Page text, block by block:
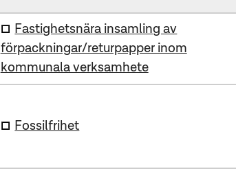
Fastighetsnära insamling av
förpackningar/returpapper inom
kommunala verksamhete
Fossilfrihet